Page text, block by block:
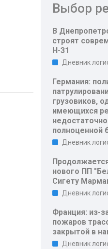
Выбор
В
строят
Н-31
Дневник
Германия:
грузовиков,
имеющихся
полноценной
Дневник
нового ПП
Сигету
Дневник
Франция: из-
пожаров
закрытой в
Дневник